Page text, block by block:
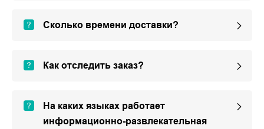
Сколько времени доставки?
Как отследить заказ?
На каких языках работает
информационно-развлекательная